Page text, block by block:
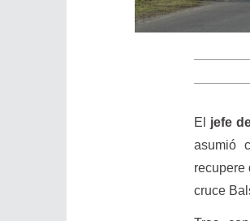
El jefe
asumió
recupere
cruce